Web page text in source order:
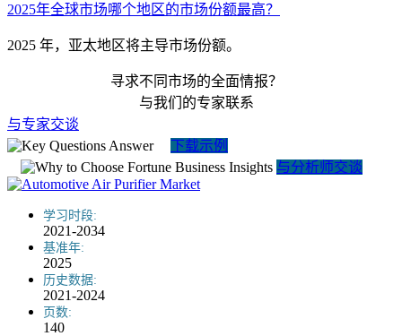
2025年全球市场哪个地区的市场份额最高？
2025 年，亚太地区将主导市场份额。
寻求不同市场的全面情报？
与我们的专家联系
与专家交谈
下载示例
与分析师交谈
学习时段:
2021-2034
基准年:
2025
历史数据:
2021-2024
页数:
140